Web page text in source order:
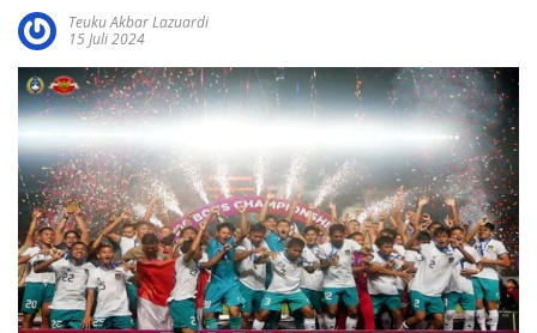
Teuku Akbar Lazuardi
15 Juli 2024